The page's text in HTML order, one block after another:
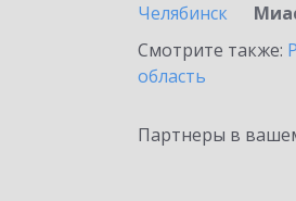
Челябинск
Смотрите также:
область
Партнеры в